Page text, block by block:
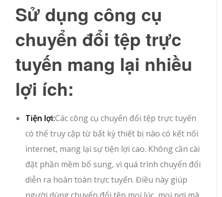
Sử dụng công cụ
chuyển đổi tệp trực
tuyến mang lại nhiều
lợi ích:
Tiện lợi:Các công cụ chuyển đổi tệp trực tuyến
có thể truy cập từ bất kỳ thiết bị nào có kết nối
internet, mang lại sự tiện lợi cao. Không cần cài
đặt phần mềm bổ sung, vì quá trình chuyển đổi
diễn ra hoàn toàn trực tuyến. Điều này giúp
người dùng chuyển đổi tệp mọi lúc, mọi nơi mà